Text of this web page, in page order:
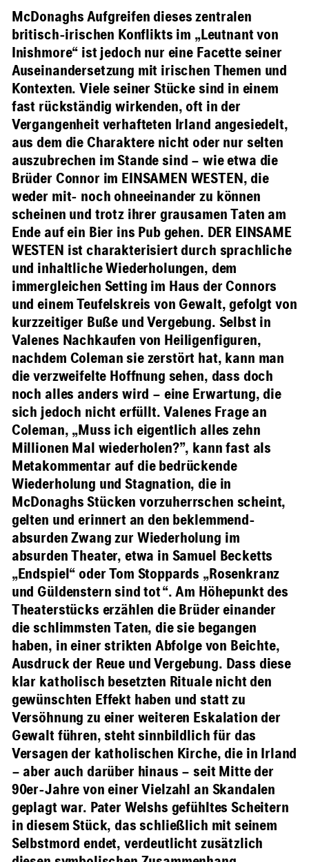
McDonaghs Aufgreifen dieses zentralen
britisch-irischen Konflikts im „Leutnant von
Inishmore“ ist jedoch nur eine Facette seiner
Auseinandersetzung mit irischen Themen und
Kontexten. Viele seiner Stücke sind in einem
fast rückständig wirkenden, oft in der
Vergangenheit verhafteten Irland angesiedelt,
aus dem die Charaktere nicht oder nur selten
auszubrechen im Stande sind – wie etwa die
Brüder Connor im EINSAMEN WESTEN, die
weder mit- noch ohneeinander zu können
scheinen und trotz ihrer grausamen Taten am
Ende auf ein Bier ins Pub gehen. DER EINSAME
WESTEN ist charakterisiert durch sprachliche
und inhaltliche Wiederholungen, dem
immergleichen Setting im Haus der Connors
und einem Teufelskreis von Gewalt, gefolgt von
kurzzeitiger Buße und Vergebung. Selbst in
Valenes Nachkaufen von Heiligenfiguren,
nachdem Coleman sie zerstört hat, kann man
die verzweifelte Hoffnung sehen, dass doch
noch alles anders wird – eine Erwartung, die
sich jedoch nicht erfüllt. Valenes Frage an
Coleman, „Muss ich eigentlich alles zehn
Millionen Mal wiederholen?”, kann fast als
Metakommentar auf die bedrückende
Wiederholung und Stagnation, die in
McDonaghs Stücken vorzuherrschen scheint,
gelten und erinnert an den beklemmend-
absurden Zwang zur Wiederholung im
absurden Theater, etwa in Samuel Becketts
„Endspiel“ oder Tom Stoppards „Rosenkranz
und Güldenstern sind tot“. Am Höhepunkt des
Theaterstücks erzählen die Brüder einander
die schlimmsten Taten, die sie begangen
haben, in einer strikten Abfolge von Beichte,
Ausdruck der Reue und Vergebung. Dass diese
klar katholisch besetzten Rituale nicht den
gewünschten Effekt haben und statt zu
Versöhnung zu einer weiteren Eskalation der
Gewalt führen, steht sinnbildlich für das
Versagen der katholischen Kirche, die in Irland
– aber auch darüber hinaus – seit Mitte der
90er-Jahre von einer Vielzahl an Skandalen
geplagt war. Pater Welshs gefühltes Scheitern
in diesem Stück, das schließlich mit seinem
Selbstmord endet, verdeutlicht zusätzlich